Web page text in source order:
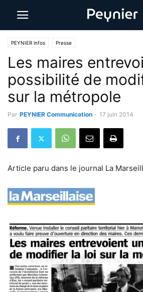
PEYNIER infos Presse
Les maires
possibilité de
sur la métropole
Par PEYNIER Communication - 17 juin 2014
Article paru dans le journal La